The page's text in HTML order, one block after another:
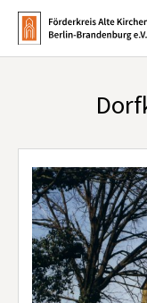
Kirchen
Publikationen
Kunst & Kultur
Förderung &